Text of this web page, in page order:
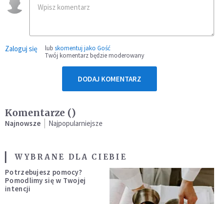
Zaloguj się lub skomentuj jako Gość
Twój komentarz będzie moderowany
DODAJ KOMENTARZ
Komentarze ()
Najnowsze Najpopularniejsze
WYBRANE DLA CIEBIE
Potrzebujesz pomocy?
Pomodlimy się w Twojej
intencji